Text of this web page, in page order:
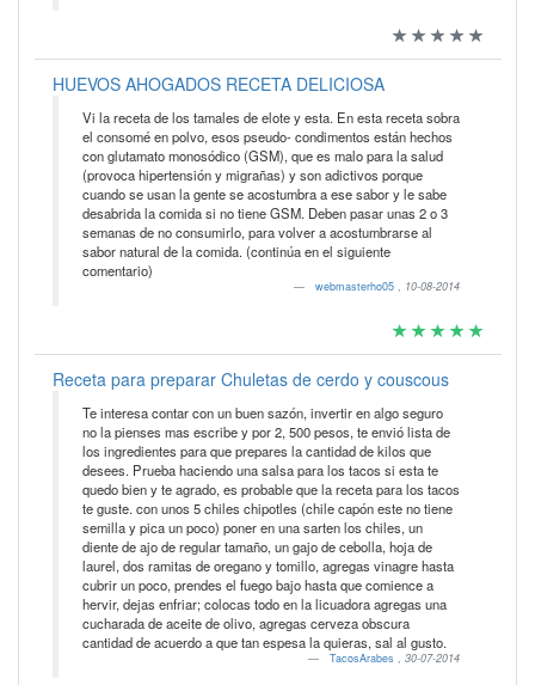
HUEVOS AHOGADOS RECETA DELICIOSA
Vi la receta de los tamales de elote y esta. En esta receta sobra
el consomé en polvo, esos pseudo- condimentos están hechos
con glutamato monosódico (GSM), que es malo para la salud
(provoca hipertensión y migrañas) y son adictivos porque
cuando se usan la gente se acostumbra a ese sabor y le sabe
desabrida la comida si no tiene GSM. Deben pasar unas 2 o 3
semanas de no consumirlo, para volver a acostumbrarse al
sabor natural de la comida. (continúa en el siguiente
comentario)
webmasterho05 , 10-08-2014
Receta para preparar Chuletas de cerdo y couscous
Te interesa contar con un buen sazón, invertir en algo seguro
no la pienses mas escribe y por 2, 500 pesos, te envió lista de
los ingredientes para que prepares la cantidad de kilos que
desees. Prueba haciendo una salsa para los tacos si esta te
quedo bien y te agrado, es probable que la receta para los tacos
te guste. con unos 5 chiles chipotles (chile capón este no tiene
semilla y pica un poco) poner en una sarten los chiles, un
diente de ajo de regular tamaño, un gajo de cebolla, hoja de
laurel, dos ramitas de oregano y tomillo, agregas vinagre hasta
cubrir un poco, prendes el fuego bajo hasta que comience a
hervir, dejas enfriar; colocas todo en la licuadora agregas una
cucharada de aceite de olivo, agregas cerveza obscura
cantidad de acuerdo a que tan espesa la quieras, sal al gusto.
TacosArabes , 30-07-2014